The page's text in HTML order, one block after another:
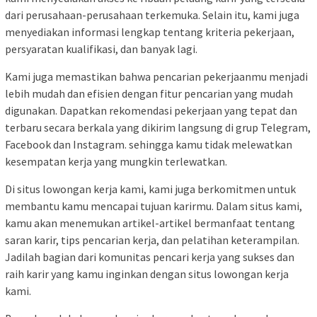
dari perusahaan-perusahaan terkemuka. Selain itu, kami juga
menyediakan informasi lengkap tentang kriteria pekerjaan,
persyaratan kualifikasi, dan banyak lagi.
Kami juga memastikan bahwa pencarian pekerjaanmu menjadi
lebih mudah dan efisien dengan fitur pencarian yang mudah
digunakan. Dapatkan rekomendasi pekerjaan yang tepat dan
terbaru secara berkala yang dikirim langsung di grup Telegram,
Facebook dan Instagram. sehingga kamu tidak melewatkan
kesempatan kerja yang mungkin terlewatkan.
Di situs lowongan kerja kami, kami juga berkomitmen untuk
membantu kamu mencapai tujuan karirmu. Dalam situs kami,
kamu akan menemukan artikel-artikel bermanfaat tentang
saran karir, tips pencarian kerja, dan pelatihan keterampilan.
Jadilah bagian dari komunitas pencari kerja yang sukses dan
raih karir yang kamu inginkan dengan situs lowongan kerja
kami.